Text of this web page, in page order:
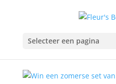
Selecteer een pagina